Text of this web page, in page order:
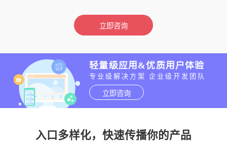
立即咨询
轻量级应用&优质用户体验
专业级解决方案 企业级开发团队
立即咨询
入口多样化，快速传播你的产品